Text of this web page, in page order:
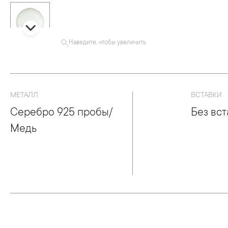
Наведите, чтобы увеличить
МЕТАЛЛ
Серебро 925 пробы/
Медь
ВСТАВКИ
Без